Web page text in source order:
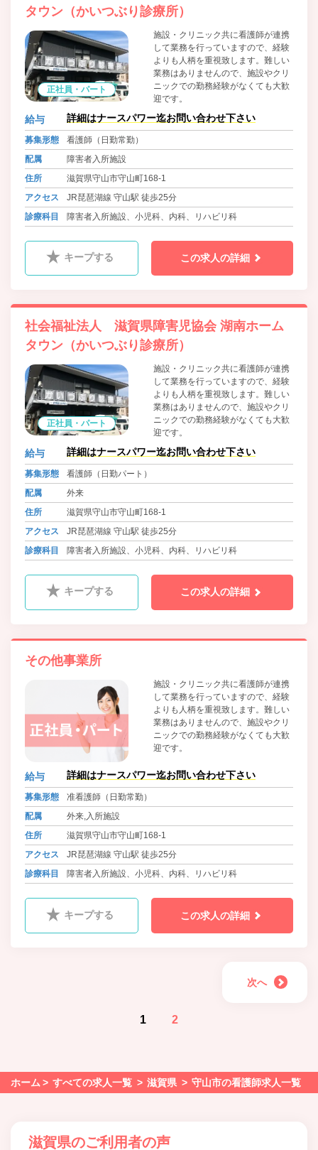
タウン（かいつぶり診療所）
正社員・パート
施設・クリニック共に看護師が連携
して業務を行っていますので、経験
よりも人柄を重視致します。難しい
業務はありませんので、施設やクリ
ニックでの勤務経験がなくても大歓
迎です。
給与 詳細はナースパワー迄お問い合わせ下さい
募集形態
看護師（日勤常勤）
配属
障害者入所施設
住所
滋賀県守山市守山町168-1
アクセス
JR琵琶湖線 守山駅 徒歩25分
診療科目
障害者入所施設、小児科、内科、リハビリ科
キープする この求人の詳細
社会福祉法人 滋賀県障害児協会 湖南ホーム
タウン（かいつぶり診療所）
正社員・パート
施設・クリニック共に看護師が連携
して業務を行っていますので、経験
よりも人柄を重視致します。難しい
業務はありませんので、施設やクリ
ニックでの勤務経験がなくても大歓
迎です。
給与 詳細はナースパワー迄お問い合わせ下さい
募集形態
看護師（日勤パート）
配属
外来
住所
滋賀県守山市守山町168-1
アクセス
JR琵琶湖線 守山駅 徒歩25分
診療科目
障害者入所施設、小児科、内科、リハビリ科
キープする この求人の詳細
その他事業所
施設・クリニック共に看護師が連携
して業務を行っていますので、経験
よりも人柄を重視致します。難しい
業務はありませんので、施設やクリ
ニックでの勤務経験がなくても大歓
迎です。
給与 詳細はナースパワー迄お問い合わせ下さい
募集形態
准看護師（日勤常勤）
配属
外来,入所施設
住所
滋賀県守山市守山町168-1
アクセス
JR琵琶湖線 守山駅 徒歩25分
診療科目
障害者入所施設、小児科、内科、リハビリ科
キープする この求人の詳細
次へ
1 2
ホーム すべての求人一覧 滋賀県 守山市の看護師求人一覧
滋賀県のご利用者の声